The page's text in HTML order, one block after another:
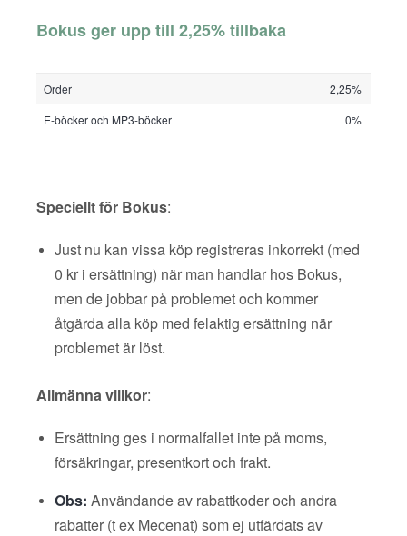
Bokus ger upp till 2,25% tillbaka
Order
2,25%
E-böcker och MP3-böcker
0%
Speciellt för Bokus:
Just nu kan vissa köp registreras inkorrekt (med
0 kr i ersättning) när man handlar hos Bokus,
men de jobbar på problemet och kommer
åtgärda alla köp med felaktig ersättning när
problemet är löst.
Allmänna villkor:
Ersättning ges i normalfallet inte på moms,
försäkringar, presentkort och frakt.
Obs: Användande av rabattkoder och andra
rabatter (t ex Mecenat) som ej utfärdats av